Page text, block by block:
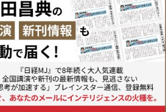
プライバシーポリシー
特定商取引法に基づく表記
お問い合わせ